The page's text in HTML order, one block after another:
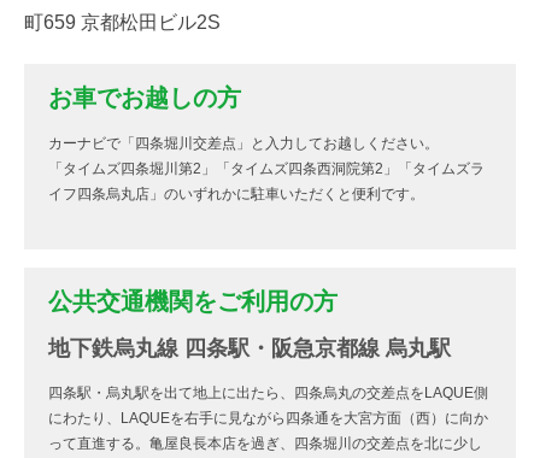
町659 京都松田ビル2S
お車でお越しの方
カーナビで「四条堀川交差点」と入力してお越しください。
「タイムズ四条堀川第2」「タイムズ四条西洞院第2」「タイムズラ
イフ四条烏丸店」のいずれかに駐車いただくと便利です。
公共交通機関をご利用の方
地下鉄烏丸線 四条駅・阪急京都線 烏丸駅
四条駅・烏丸駅を出て地上に出たら、四条烏丸の交差点をLAQUE側
にわたり、LAQUEを右手に見ながら四条通を大宮方面（西）に向か
って直進する。亀屋良長本店を過ぎ、四条堀川の交差点を北に少し